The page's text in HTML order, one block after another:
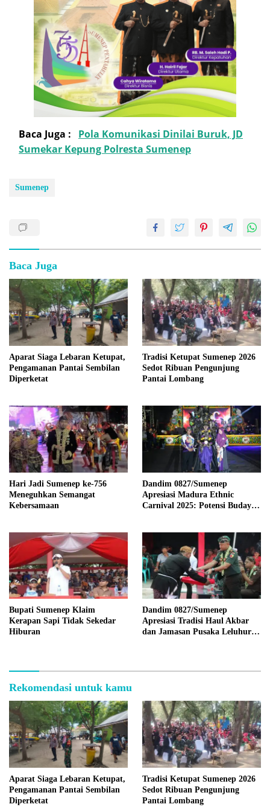
Baca Juga :
Pola Komunikasi Dinilai Buruk, JD
Sumekar Kepung Polresta Sumenep
Sumenep
Baca Juga
Aparat Siaga Lebaran Ketupat,
Pengamanan Pantai Sembilan
Diperketat
Tradisi Ketupat Sumenep 2026
Sedot Ribuan Pengunjung
Pantai Lombang
Hari Jadi Sumenep ke-756
Meneguhkan Semangat
Kebersamaan
Dandim 0827/Sumenep
Apresiasi Madura Ethnic
Carnival 2025: Potensi Budaya
Bupati Sumenep Klaim
Kerapan Sapi Tidak Sekedar
Hiburan
Dandim 0827/Sumenep
Apresiasi Tradisi Haul Akbar
dan Jamasan Pusaka Leluhur di
Rekomendasi untuk kamu
Aparat Siaga Lebaran Ketupat,
Pengamanan Pantai Sembilan
Diperketat
Tradisi Ketupat Sumenep 2026
Sedot Ribuan Pengunjung
Pantai Lombang